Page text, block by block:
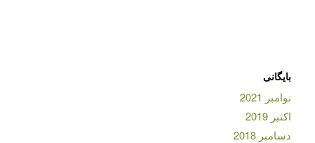
بایگانی
نوامبر 2021
اکتبر 2019
دسامبر 2018